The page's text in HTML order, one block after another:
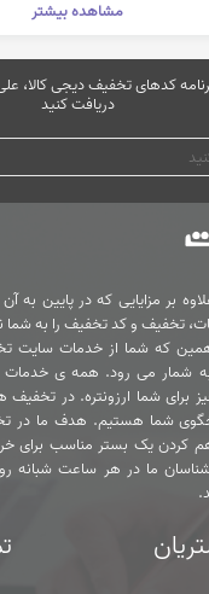
مشاهده بیشتر
کدهای تخفیف دیجی کالا، علی
دریافت کنید
بر مزایایی که در پایین به آن
تخفیف و کد تخفیف را به شما
که شما از خدمات سایت
به شمار می رود. همه ی
برای شما ارزونتره. در
شما هستیم. هدف ما در
کردن یک بستر مناسب برای
ما در هر ساعت شبانه